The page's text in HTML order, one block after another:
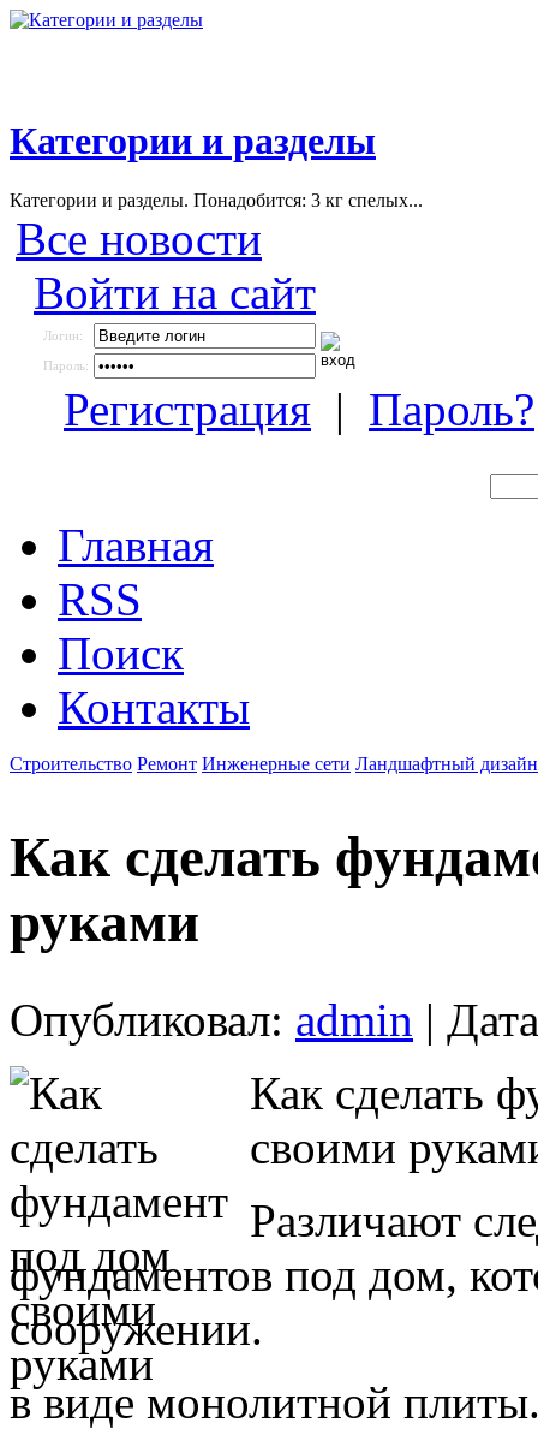
Категории и разделы
Категории и разделы. Понадобится: 3 кг спелых...
Все новости
Войти на сайт
Логин:
Пароль:
Регистрация | Пароль?
Главная
RSS
Поиск
Контакты
Строительство Ремонт Инженерные сети Ландшафтный дизайн
Как сделать
руками
Опубликовал: admin |
Как сделать
своими
Различают
фундаментов под дом,
сооружении.
в виде монолитной